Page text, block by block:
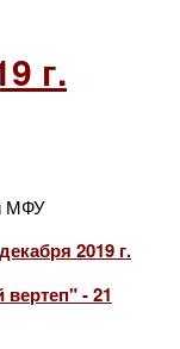
г.
МФУ
2019 г.
- 21